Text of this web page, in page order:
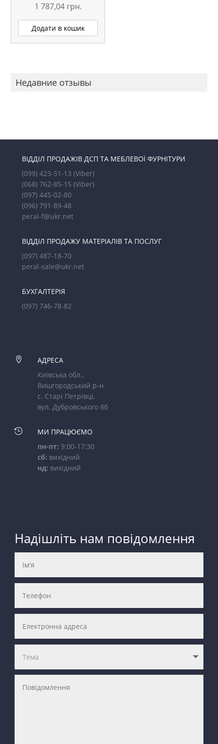
1 787,04 грн.
Додати в кошик
Недавние отзывы
ВІДДІЛ ПРОДАЖІВ ДСП ТА МЕБЛЕВОЇ ФУРНІТУРИ
(099) 423-51-13 (Viber)
(068) 762-85-15 (Viber)
(097) 445-02-80
(096) 791-89-48
peral-f@ukr.net
ВІДДІЛ ПРОДАЖУ МАТЕРІАЛІВ ТА ПОСЛУГ
(097) 487-18-70
peral-sale@ukr.net
БУХГАЛТЕРІЯ
(097) 746-78-82

АДРЕСА
Київська обл.,
Вишгородський р-н
с. Старі Петрівці,
вул. Дубровського 8б

МИ ПРАЦЮЄМО
пн-пт: 9:00-17:30
сб: вихідний
нд: вихідний
Надішліть нам повідомлення